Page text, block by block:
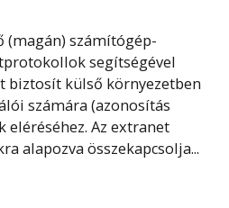
(magán) számítógép-
segítségével
biztosít külső környezetben
számára (azonosítás
Az extranet
alapozva összekapcsolja...